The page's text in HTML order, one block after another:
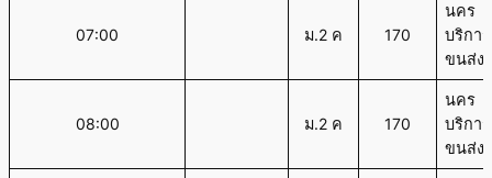
07:00 ม.2 ค 170
นคร
บริการ
ขนส่ง
08:00 ม.2 ค 170
นคร
บริการ
ขนส่ง